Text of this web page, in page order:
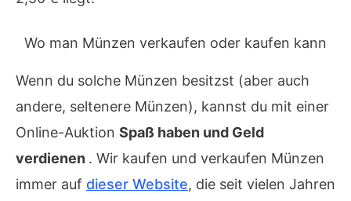
Wo man Münzen verkaufen oder kaufen kann
Wenn du solche Münzen besitzst (aber auch
andere, seltenere Münzen), kannst du mit einer
Online-Auktion Spaß haben und Geld
verdienen . Wir kaufen und verkaufen Münzen
immer auf dieser Website, die seit vielen Jahren